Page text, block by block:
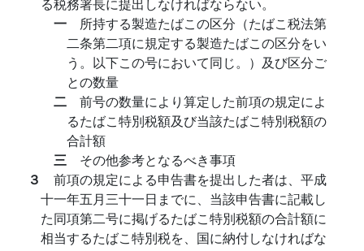
一 所持する製造たばこの区分（たばこ税法第
二条第二項に規定する製造たばこの区分をい
う。以下この号において同じ。）及び区分ご
との数量
二 前号の数量により算定した前項の規定によ
るたばこ特別税額及び当該たばこ特別税額の
合計額
三 その他参考となるべき事項
３ 前項の規定による申告書を提出した者は、平成
十一年五月三十一日までに、当該申告書に記載し
た同項第二号に掲げるたばこ特別税額の合計額に
相当するたばこ特別税を、国に納付しなければな